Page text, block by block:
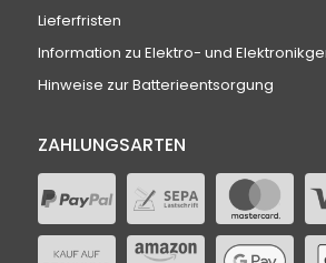
Lieferfristen
Information zu Elektro- und
Hinweise zur Batterieentsorgung
ZAHLUNGSARTEN